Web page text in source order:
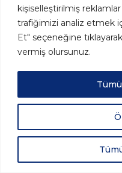
kişiselleştirilmiş
trafiğimizi analiz etmek
Et" seçeneğine
vermiş olursunuz.